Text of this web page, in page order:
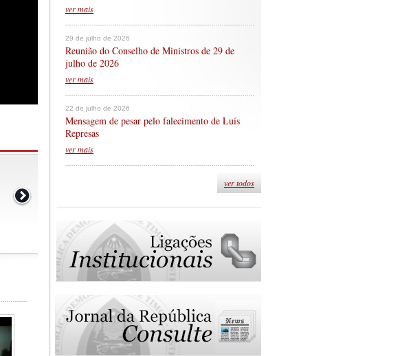
ver mais
29 de julho de 2026
Reunião do Conselho de Ministros de 29 de
julho de 2026
ver mais
22 de julho de 2026
Mensagem de pesar pelo falecimento de Luís
Represas
ver mais
ver todos